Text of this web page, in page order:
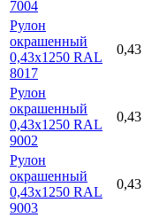
7004
Рулон
окрашенный
0,43х1250 RAL
8017
0,43
Рулон
окрашенный
0,43х1250 RAL
9002
0,43
Рулон
окрашенный
0,43х1250 RAL
9003
0,43